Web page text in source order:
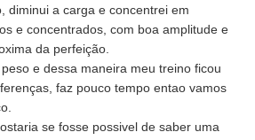
diminui a carga e concentrei em
e concentrados, com boa amplitude e
da perfeição.
e dessa maneira meu treino ficou
faz pouco tempo entao vamos
se fosse possivel de saber uma